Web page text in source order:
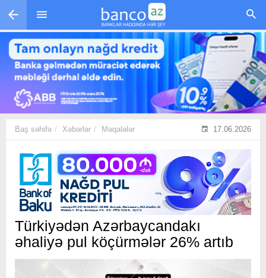
Skip to main content
Baş səhifə Xəbərlər Məqalələr 17.06.2026
Türkiyədən Azərbaycandakı
əhaliyə pul köçürmələr 26% artıb